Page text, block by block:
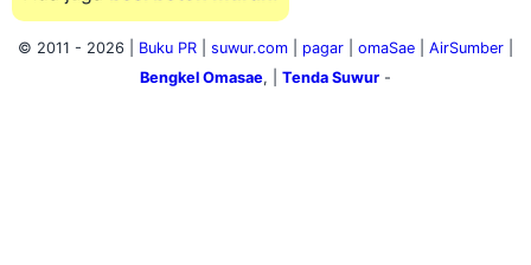
© 2011 - 2026 | Buku PR suwur.com pagar omaSae AirSumber
Bengkel Omasae, | Tenda Suwur -